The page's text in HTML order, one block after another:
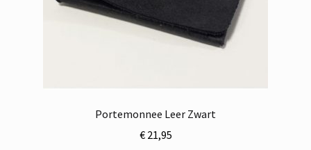
Portemonnee Leer Zwart
€21,95